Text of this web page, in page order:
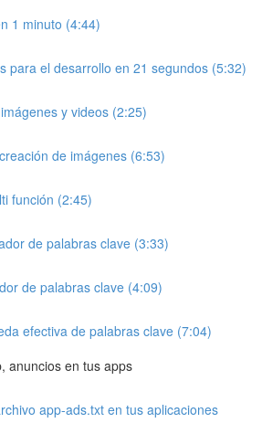
1 minuto (4:44)
para el desarrollo en 21 segundos (5:32)
y videos (2:25)
de imágenes (6:53)
función (2:45)
de palabras clave (3:33)
de palabras clave (4:09)
efectiva de palabras clave (7:04)
anuncios en tus apps
app-ads.txt en tus aplicaciones